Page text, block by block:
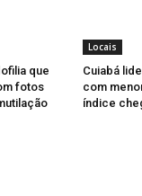
que
fotos
Locais
Cuiabá
com
índice